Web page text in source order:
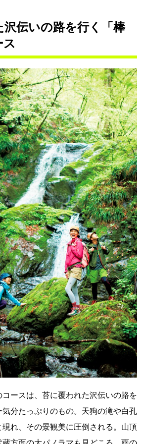
伝いの路を行く「棒
ス
ースは、苔に覆われた沢伝いの路を
分たっぷりのもの。天狗の滝や白孔
れ、その景観美に圧倒される。山頂